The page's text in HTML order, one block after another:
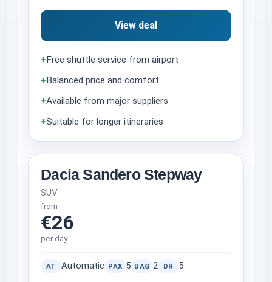
View deal
+Free shuttle service from airport
+Balanced price and comfort
+Available from major suppliers
+Suitable for longer itineraries
Dacia Sandero Stepway
SUV
from
€26
per day
AT Automatic PAX 5 BAG 2 DR 5